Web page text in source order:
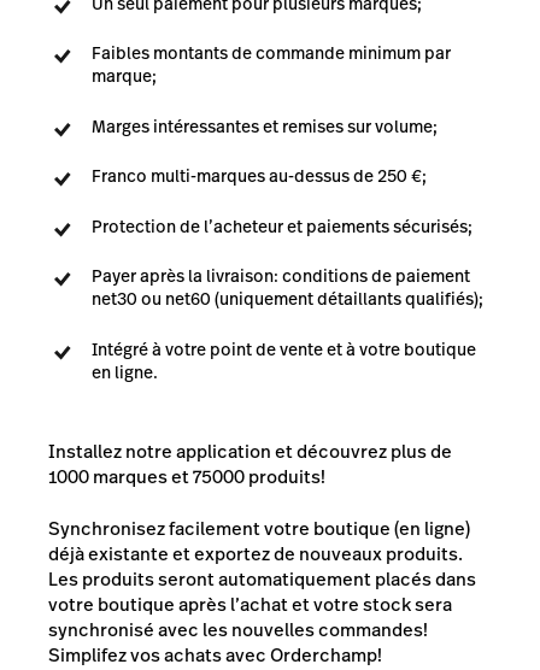
Faibles montants de commande minimum par
marque;
Marges intéressantes et remises sur volume;
Franco multi-marques au-dessus de 250 €;
Protection de l’acheteur et paiements sécurisés;
Payer après la livraison: conditions de paiement
net30 ou net60 (uniquement détaillants qualifiés);
Intégré à votre point de vente et à votre boutique
en ligne.
Installez notre application et découvrez plus de
1000 marques et 75000 produits!
Synchronisez facilement votre boutique (en ligne)
déjà existante et exportez de nouveaux produits.
Les produits seront automatiquement placés dans
votre boutique après l’achat et votre stock sera
synchronisé avec les nouvelles commandes!
Simplifez vos achats avec Orderchamp!